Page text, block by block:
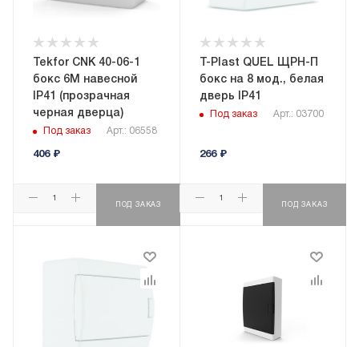
Tekfor CNK 40-06-1
бокс 6М навесной
IP41 (прозрачная
черная дверца)
Под заказ Арт.: 06558
406₽
ПОД ЗАКАЗ
T-Plast QUEL ЩРН-П
бокс на 8 мод., белая
дверь IP41
Под заказ Арт.: 03700
266₽
ПОД ЗАКАЗ